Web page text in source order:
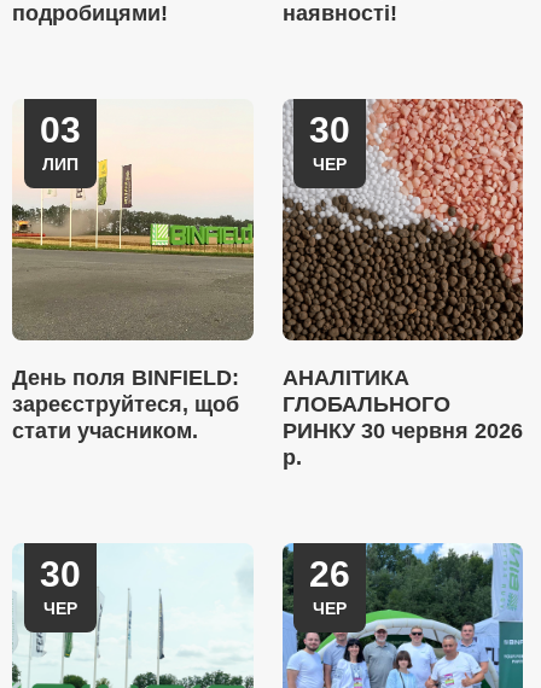
подробицями!
наявності!
03
ЛИП
День поля BINFIELD:
зареєструйтеся, щоб
стати учасником.
30
ЧЕР
АНАЛІТИКА
ГЛОБАЛЬНОГО
РИНКУ 30 червня 2026
р.
30
ЧЕР
26
ЧЕР